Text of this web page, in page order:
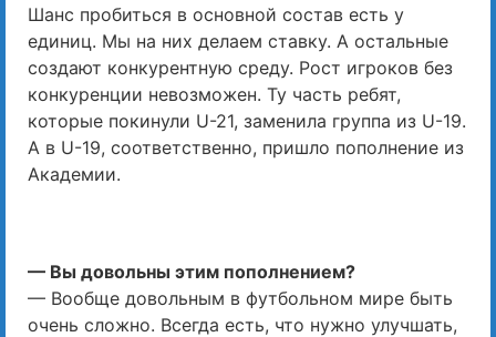
Шанс пробиться в основной состав есть у
единиц. Мы на них делаем ставку. А остальные
создают конкурентную среду. Рост игроков без
конкуренции невозможен. Ту часть ребят,
которые покинули U-21, заменила группа из U-19.
А в U-19, соответственно, пришло пополнение из
Академии.
— Вы довольны этим пополнением?
— Вообще довольным в футбольном мире быть
очень сложно. Всегда есть, что нужно улучшать,